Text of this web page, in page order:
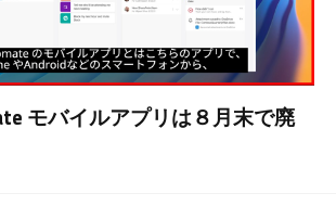
モバイルアプリは８月末で廃